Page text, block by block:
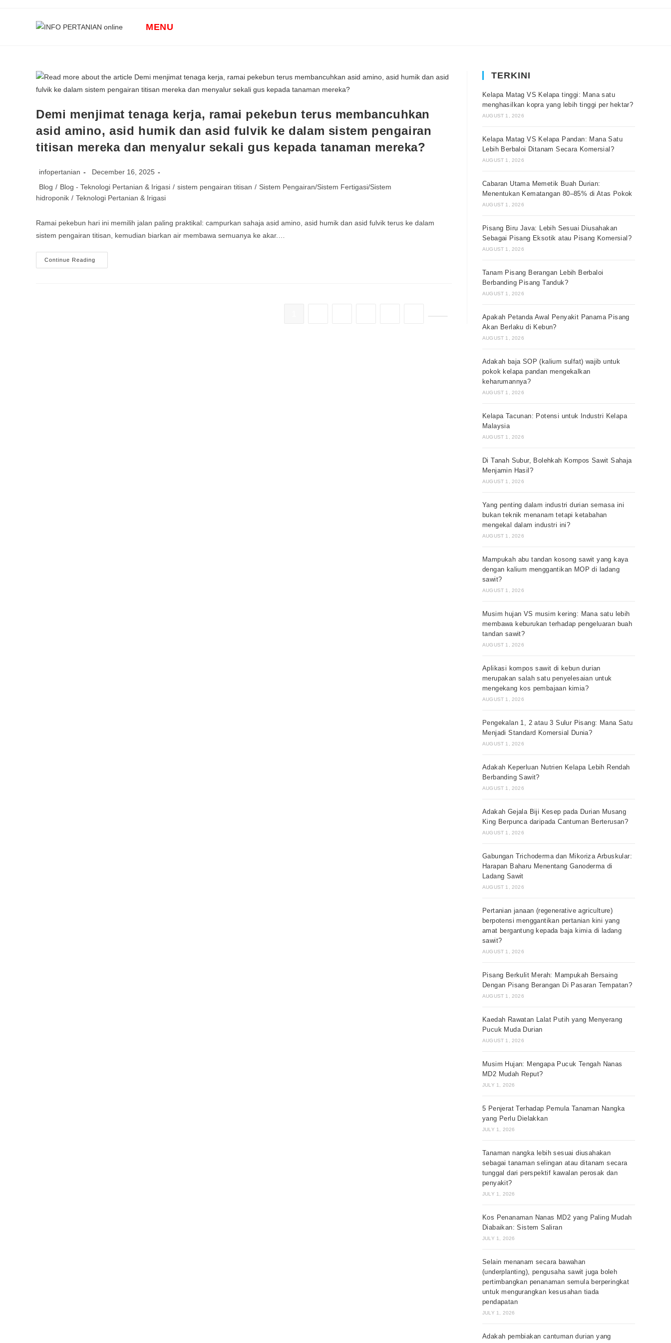
MENU
Demi menjimat tenaga kerja, ramai pekebun terus membancuhkan
asid amino, asid humik dan asid fulvik ke dalam sistem pengairan
titisan mereka dan menyalur sekali gus kepada tanaman mereka?
Post
infopertanian
Post
December 16, 2025
Post
category:
Blog / Blog - Teknologi Pertanian & Irigasi / sistem pengairan titisan / Sistem Pengairan/Sistem Fertigasi/Sistem
hidroponik / Teknologi Pertanian & Irigasi
Ramai pekebun hari ini memilih jalan paling praktikal: campurkan sahaja asid amino, asid humik dan asid fulvik terus ke dalam
sistem pengairan titisan, kemudian biarkan air membawa semuanya ke akar.…
Continue Reading
Menjimat
Go to the next page
TERKINI
Kelapa Matag VS Kelapa tinggi: Mana satu
menghasilkan kopra yang lebih tinggi per hektar?
AUGUST 1, 2026
Kelapa Matag VS Kelapa Pandan: Mana Satu
Lebih Berbaloi Ditanam Secara Komersial?
AUGUST 1, 2026
Cabaran Utama Memetik Buah Durian:
Menentukan Kematangan 80–85% di Atas Pokok
AUGUST 1, 2026
Pisang Biru Java: Lebih Sesuai Diusahakan
Sebagai Pisang Eksotik atau Pisang Komersial?
AUGUST 1, 2026
Tanam Pisang Berangan Lebih Berbaloi
Berbanding Pisang Tanduk?
AUGUST 1, 2026
Apakah Petanda Awal Penyakit Panama Pisang
Akan Berlaku di Kebun?
AUGUST 1, 2026
Adakah baja SOP (kalium sulfat) wajib untuk
pokok kelapa pandan mengekalkan
keharumannya?
AUGUST 1, 2026
Kelapa Tacunan: Potensi untuk Industri Kelapa
Malaysia
AUGUST 1, 2026
Di Tanah Subur, Bolehkah Kompos Sawit Sahaja
Menjamin Hasil?
AUGUST 1, 2026
Yang penting dalam industri durian semasa ini
bukan teknik menanam tetapi ketabahan
mengekal dalam industri ini?
AUGUST 1, 2026
Mampukah abu tandan kosong sawit yang kaya
dengan kalium menggantikan MOP di ladang
sawit?
AUGUST 1, 2026
Musim hujan VS musim kering: Mana satu lebih
membawa keburukan terhadap pengeluaran buah
tandan sawit?
AUGUST 1, 2026
Aplikasi kompos sawit di kebun durian
merupakan salah satu penyelesaian untuk
mengekang kos pembajaan kimia?
AUGUST 1, 2026
Pengekalan 1, 2 atau 3 Sulur Pisang: Mana Satu
Menjadi Standard Komersial Dunia?
AUGUST 1, 2026
Adakah Keperluan Nutrien Kelapa Lebih Rendah
Berbanding Sawit?
AUGUST 1, 2026
Adakah Gejala Biji Kesep pada Durian Musang
King Berpunca daripada Cantuman Berterusan?
AUGUST 1, 2026
Gabungan Trichoderma dan Mikoriza Arbuskular:
Harapan Baharu Menentang Ganoderma di
Ladang Sawit
AUGUST 1, 2026
Pertanian janaan (regenerative agriculture)
berpotensi menggantikan pertanian kini yang
amat bergantung kepada baja kimia di ladang
sawit?
AUGUST 1, 2026
Pisang Berkulit Merah: Mampukah Bersaing
Dengan Pisang Berangan Di Pasaran Tempatan?
AUGUST 1, 2026
Kaedah Rawatan Lalat Putih yang Menyerang
Pucuk Muda Durian
AUGUST 1, 2026
Musim Hujan: Mengapa Pucuk Tengah Nanas
MD2 Mudah Reput?
JULY 1, 2026
5 Penjerat Terhadap Pemula Tanaman Nangka
yang Perlu Dielakkan
JULY 1, 2026
Tanaman nangka lebih sesuai diusahakan
sebagai tanaman selingan atau ditanam secara
tunggal dari perspektif kawalan perosak dan
penyakit?
JULY 1, 2026
Kos Penanaman Nanas MD2 yang Paling Mudah
Diabaikan: Sistem Saliran
JULY 1, 2026
Selain menanam secara bawahan
(underplanting), pengusaha sawit juga boleh
pertimbangkan penanaman semula berperingkat
untuk mengurangkan kesusahan tiada
pendapatan
JULY 1, 2026
Adakah pembiakan cantuman durian yang